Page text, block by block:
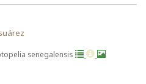
senegalensis